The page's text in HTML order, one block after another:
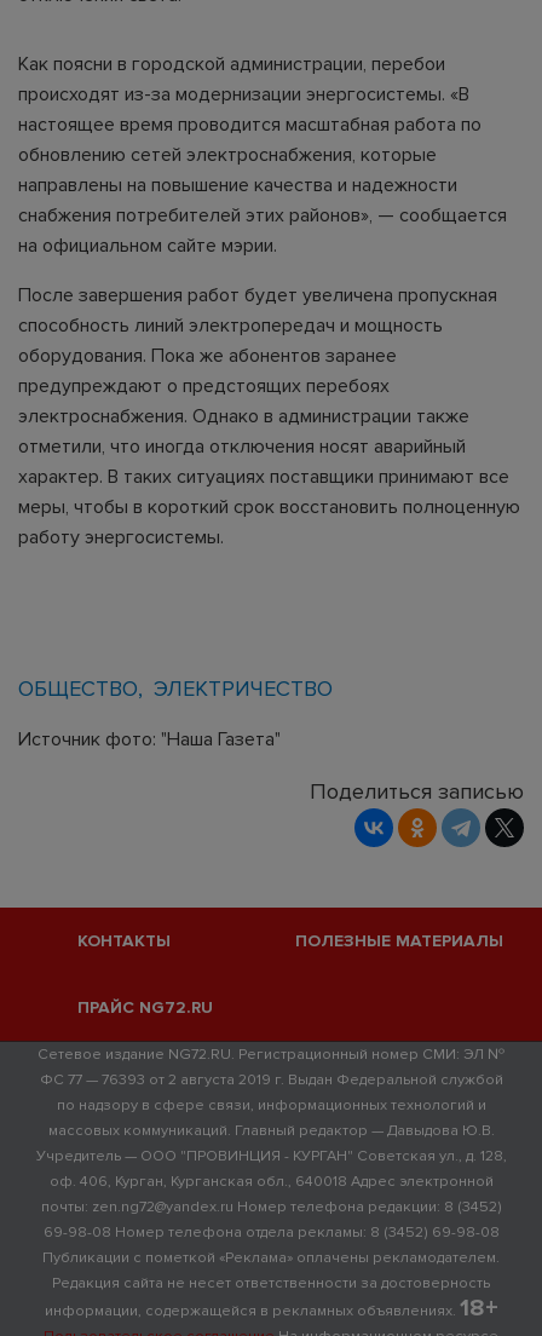
Как поясни в городской администрации, перебои
происходят из-за модернизации энергосистемы. «В
настоящее время проводится масштабная работа по
обновлению сетей электроснабжения, которые
направлены на повышение качества и надежности
снабжения потребителей этих районов», — сообщается
на официальном сайте мэрии.
После завершения работ будет увеличена пропускная
способность линий электропередач и мощность
оборудования. Пока же абонентов заранее
предупреждают о предстоящих перебоях
электроснабжения. Однако в администрации также
отметили, что иногда отключения носят аварийный
характер. В таких ситуациях поставщики принимают все
меры, чтобы в короткий срок восстановить полноценную
работу энергосистемы.
ОБЩЕСТВО ЭЛЕКТРИЧЕСТВО
Источник фото: "Наша Газета"
Поделиться записью
КОНТАКТЫ ПОЛЕЗНЫЕ МАТЕРИАЛЫ
ПРАЙС NG72.RU
Сетевое издание NG72.RU. Регистрационный номер СМИ: ЭЛ №
ФС 77 — 76393 от 2 августа 2019 г. Выдан Федеральной службой
по надзору в сфере связи, информационных технологий и
массовых коммуникаций. Главный редактор — Давыдова Ю.В.
Учредитель — ООО "ПРОВИНЦИЯ - КУРГАН" Советская ул., д. 128,
оф. 406, Курган, Курганская обл., 640018 Адрес электронной
почты: zen.ng72@yandex.ru Номер телефона редакции: 8 (3452)
69-98-08 Номер телефона отдела рекламы: 8 (3452) 69-98-08
Публикации с пометкой «Реклама» оплачены рекламодателем.
Редакция сайта не несет ответственности за достоверность
информации, содержащейся в рекламных объявлениях. 18+